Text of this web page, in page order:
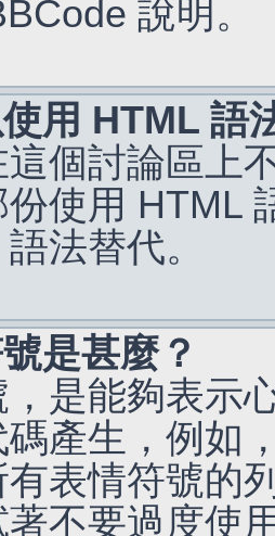
說明。
用 HTML 語
個討論區上
使用 HTML
法替代。
是甚麼？
是能夠表示
產生，例如
表情符號的
不要過度使